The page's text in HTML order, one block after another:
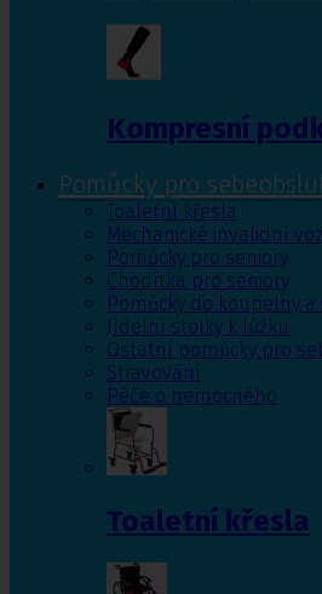
Kompresní
Pomůcky pro
Toaletní křesla
Mechanické invalidní
Pomůcky pro seniory
Chodítka pro seniory
Pomůcky do koupelny a
Jídelní stolky k lůžku
Ostatní pomůcky pro
Stravování
Péče o nemocného
Toaletní křesla